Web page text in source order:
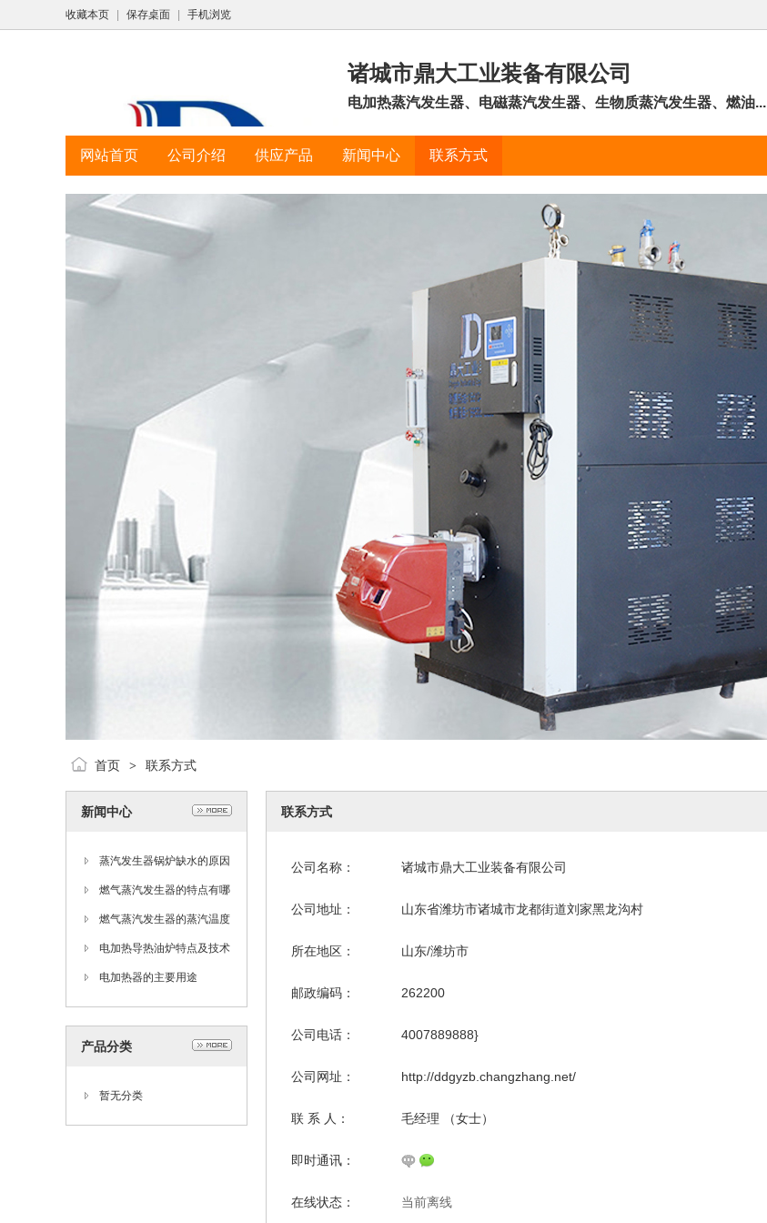
收藏本页 保存桌面 手机浏览
诸城市鼎大工业装备有限公司
电加热蒸汽发生器、电磁蒸汽发生器、生物质蒸汽发生器、燃油...
网站首页 公司介绍 供应产品 新闻中心 联系方式
首页 > 联系方式
新闻中心
蒸汽发生器锅炉缺水的原因
和处理方法
燃气蒸汽发生器的特点有哪
些
燃气蒸汽发生器的蒸汽温度
过低怎么办
电加热导热油炉特点及技术
参数(制药厂专用)
电加热器的主要用途
产品分类
暂无分类
联系方式
公司名称： 诸城市鼎大工业装备有限公司
公司地址： 山东省潍坊市诸城市龙都街道刘家黑龙沟村
所在地区： 山东/潍坊市
邮政编码： 262200
公司电话： 4007889888}
公司网址： http://ddgyzb.changzhang.net/
联 系 人： 毛经理 （女士）
即时通讯：
在线状态： 当前离线